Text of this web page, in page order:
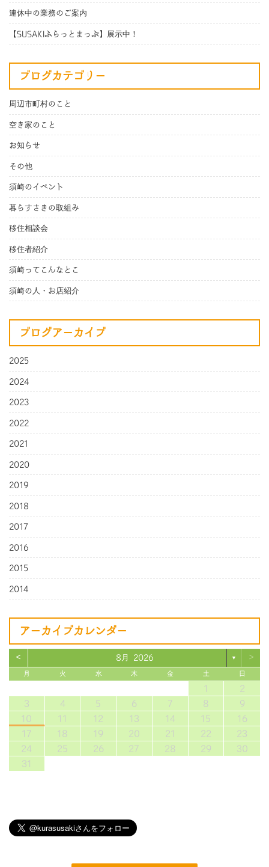
連休中の業務のご案内
【SUSAKIふらっとまっぷ】展示中！
ブログカテゴリー
周辺市町村のこと
空き家のこと
お知らせ
その他
須崎のイベント
暮らすさきの取組み
移住相談会
移住者紹介
須崎ってこんなとこ
須崎の人・お店紹介
ブログアーカイブ
2025
2024
2023
2022
2021
2020
2019
2018
2017
2016
2015
2014
アーカイブカレンダー
< 8月 2026 ▼ >
月 火 水 木 金 土 日
1
2
3
4 5 6 7 8
9
10
11 12 13 14 15
16
17
18 19 20 21 22
23
24
25 26 27 28 29
30
31